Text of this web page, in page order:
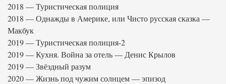
2018 — Туристическая полиция
2018 — Однажды в Америке, или Чисто русская сказка —
Макбук
2019 — Туристическая полиция-2
2019 — Кухня. Война за отель — Денис Крылов
2019 — Звёздный разум
2020 — Жизнь под чужим солнцем — эпизод